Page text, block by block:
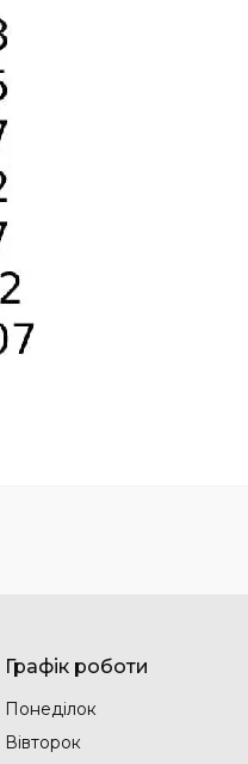
Графік роботи
Понеділок
Вівторок